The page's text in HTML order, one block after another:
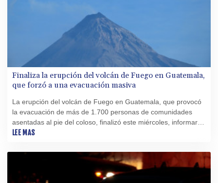
Finaliza la erupción del volcán de Fuego en Guatemala,
que forzó a una evacuación masiva
La erupción del volcán de Fuego en Guatemala, que provocó
la evacuación de más de 1.700 personas de comunidades
asentadas al pie del coloso, finalizó este miércoles, informaron
expertos y autoridades.
LEE MAS